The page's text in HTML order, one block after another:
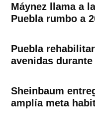
Máynez llama a
Puebla rumbo a
Puebla
avenidas durante
Sheinbaum
amplía meta